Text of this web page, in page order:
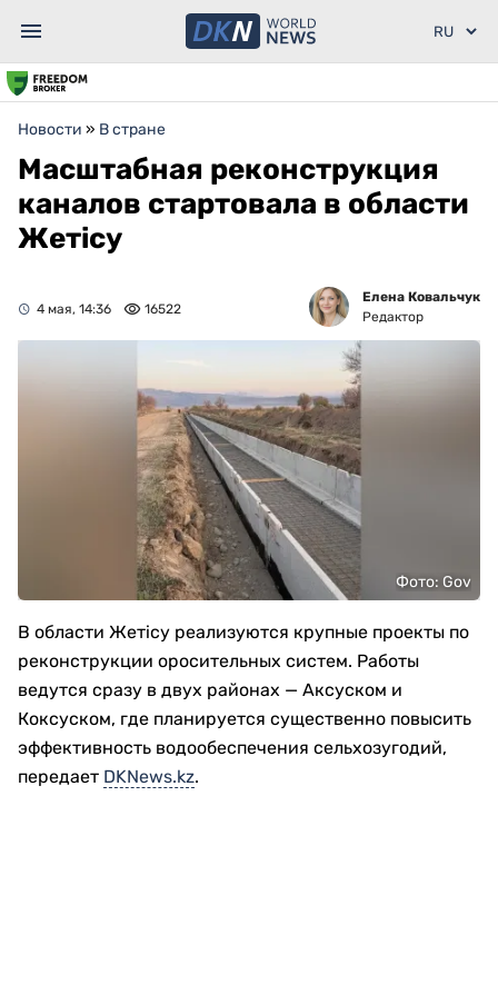
Новости » В стране
Масштабная реконструкция
каналов стартовала в области
Жетісу
4 мая, 14:36 16522
Елена Ковальчук
Редактор
Фото: Gov
В области Жетісу реализуются крупные проекты по
реконструкции оросительных систем. Работы
ведутся сразу в двух районах — Аксуском и
Коксуском, где планируется существенно повысить
эффективность водообеспечения сельхозугодий,
передает DKNews.kz.